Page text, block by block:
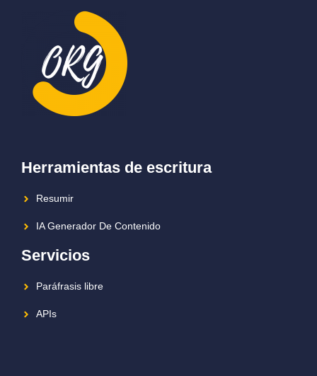
Herramientas de escritura
Resumir
IA Generador De Contenido
Servicios
Paráfrasis libre
APIs